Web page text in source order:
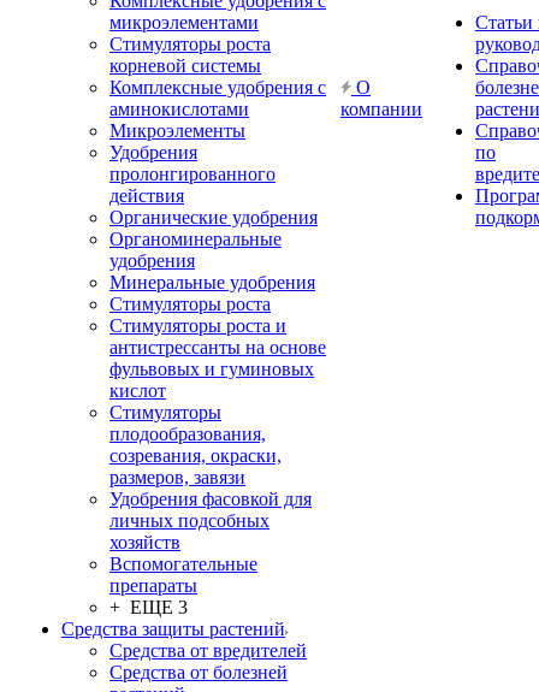
микроэлементами
Стимуляторы роста
корневой системы
Комплексные удобрения с
аминокислотами
Микроэлементы
Удобрения
пролонгированного
действия
Органические удобрения
Органоминеральные
удобрения
Минеральные удобрения
Стимуляторы роста
Стимуляторы роста и
антистрессанты на основе
фульвовых и гуминовых
кислот
Стимуляторы
плодообразования,
созревания, окраски,
размеров, завязи
Удобрения фасовкой для
личных подсобных
хозяйств
Вспомогательные
препараты
+ ЕЩЕ 3
Средства защиты растений
Средства от вредителей
Средства от болезней
О
компании
Статьи
по